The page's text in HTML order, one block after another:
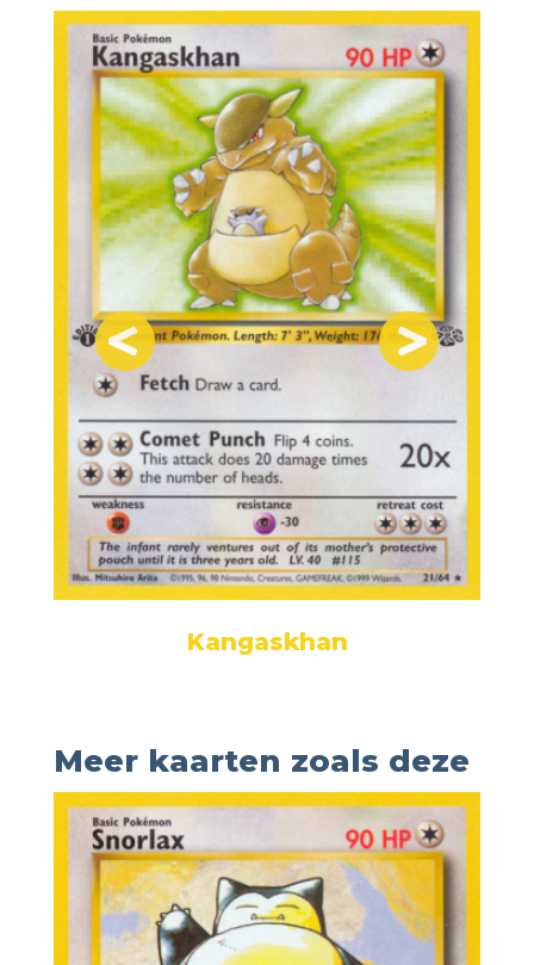
Kangaskhan
Meer kaarten zoals deze